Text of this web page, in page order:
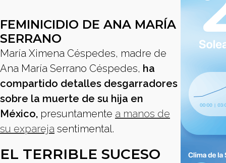
FEMINICIDIO DE ANA MARÍA
SERRANO
María Ximena Céspedes, madre de
Ana María Serrano Céspedes, ha
compartido detalles desgarradores
sobre la muerte de su hija en
México, presuntamente a manos de
su expareja sentimental.
EL TERRIBLE SUCESO